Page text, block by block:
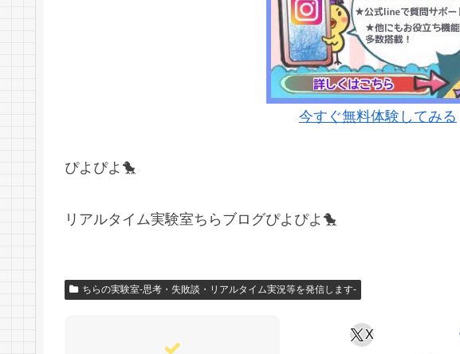
今すぐ無料体験してみる
ぴよぴよ🐤
リアルタイム実験室ちらブログぴよぴよ🐤
ちらの実験室-思考・失敗談・リアルタイム実況等を発信します-
X